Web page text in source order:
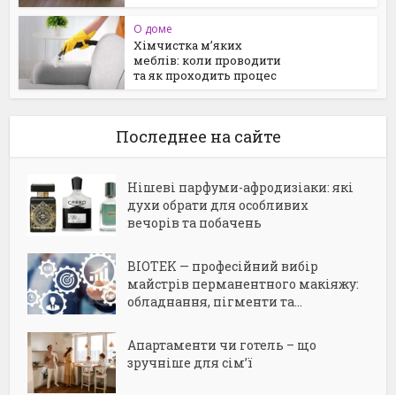
О доме
Хімчистка м’яких
меблів: коли проводити
та як проходить процес
Последнее на сайте
Нішеві парфуми-афродизіаки: які
духи обрати для особливих
вечорів та побачень
BIOTEK — професійний вибір
майстрів перманентного макіяжу:
обладнання, пігменти та...
Апартаменти чи готель – що
зручніше для сім’ї